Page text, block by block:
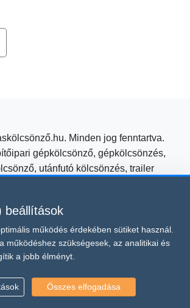
Minden jog fenntartva.
gépkölcsönző, gépkölcsönzés,
utánfutó kölcsönzés, trailer
Kölcsönzőtől!
Süti beállítások módosítása
v3 védelme alatt áll, amelyre a
irányelvei és Általános Szerződési Feltételei
vonatkoznak.
beállítások
működés érdekében sütiket használ.
működéshez szükségesek, az analitikai és
a jobb élményt.
Összes elfogadása